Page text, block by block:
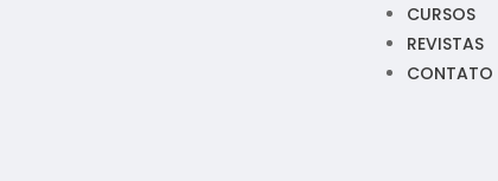
CURSOS
REVISTAS
CONTATO